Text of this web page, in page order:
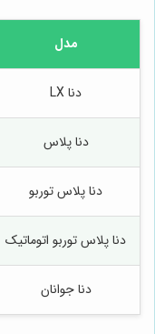
مدل
دنا LX
دنا پلاس
دنا پلاس توربو
دنا پلاس توربو اتوماتیک
دنا جوانان